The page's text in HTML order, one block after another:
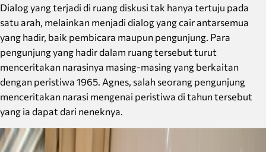
Dialog yang terjadi di ruang diskusi tak hanya tertuju pada
satu arah, melainkan menjadi dialog yang cair antarsemua
yang hadir, baik pembicara maupun pengunjung. Para
pengunjung yang hadir dalam ruang tersebut turut
menceritakan narasinya masing-masing yang berkaitan
dengan peristiwa 1965. Agnes, salah seorang pengunjung
menceritakan narasi mengenai peristiwa di tahun tersebut
yang ia dapat dari neneknya.